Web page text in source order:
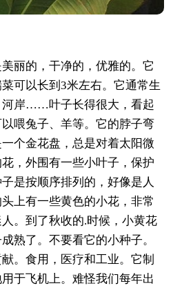
的，干净的，优雅的。它
可以长到3米左右。它通常生
河岸……叶子长得很大，看起
喂兔子、羊等。它的脖子弯
个金花盘，总是对着太阳微
，外围有一些小叶子，保护
是按顺序排列的，好像是人
上有一些黄色的小花，非常
。到了秋收的.时候，小黄花
熟了。不要看它的小种子。
。食用，医疗和工业。它制
于飞机上。难怪我们每年出